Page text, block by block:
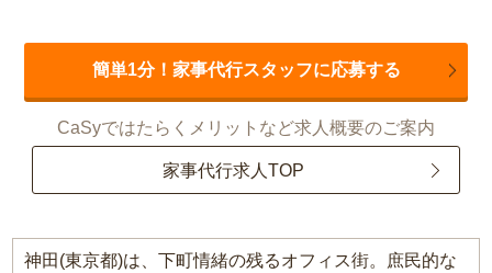
簡単1分！家事代行スタッフに応募する
CaSyではたらくメリットなど求人概要のご案内
家事代行求人TOP
神田(東京都)は、下町情緒の残るオフィス街。庶民的な